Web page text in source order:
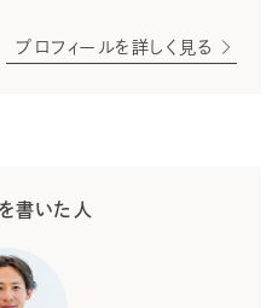
プロフィールを詳しく見る
書いた人